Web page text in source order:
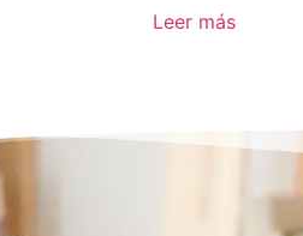
Leer más